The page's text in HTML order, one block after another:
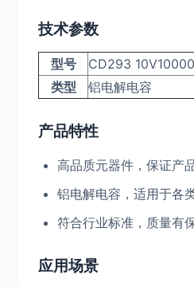
技术参数
型号
CD293
类型
铝电解电容
产品特性
高品质元器件，保证产
铝电解电容，适用于各
符合行业标准，质量有
应用场景